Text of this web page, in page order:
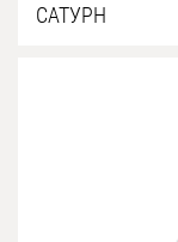
САТУРН